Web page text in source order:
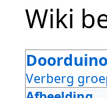
Wiki
Verberg